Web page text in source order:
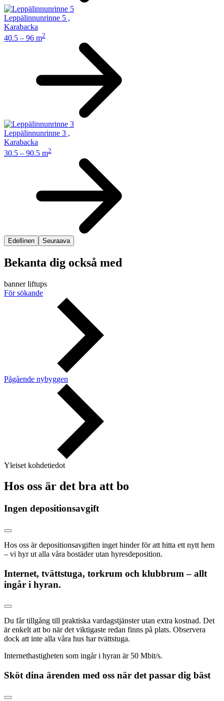
Leppälinnunrinne 5 ,
Karabacka
40.5 – 96 m2
Leppälinnunrinne 3 ,
Karabacka
30.5 – 90.5 m2
Edellinen Seuraava
Bekanta dig också med
banner liftups
För sökande
Pågående nybyggen
Yleiset kohdetiedot
Hos oss är det bra att bo
Ingen depositionsavgift
Hos oss är depositionsavgiften inget hinder för att hitta ett nytt hem
– vi hyr ut alla våra bostäder utan hyresdeposition.
Internet, tvättstuga, torkrum och klubbrum – allt
ingår i hyran.
Du får tillgång till praktiska vardagstjänster utan extra kostnad. Det
är enkelt att bo när det viktigaste redan finns på plats. Observera
dock att inte alla våra hus har tvättstuga.
Internethastigheten som ingår i hyran är 50 Mbit/s.
Sköt dina ärenden med oss när det passar dig bäst